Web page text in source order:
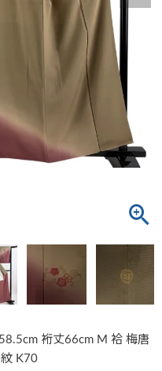
裄丈66cm M 袷 梅唐
K70